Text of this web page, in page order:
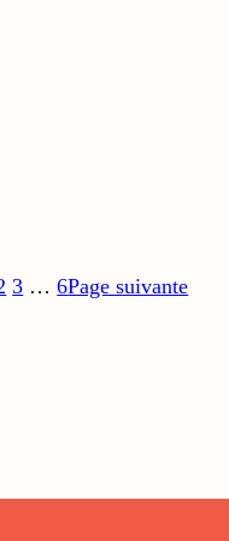
3 … 6Page suivante